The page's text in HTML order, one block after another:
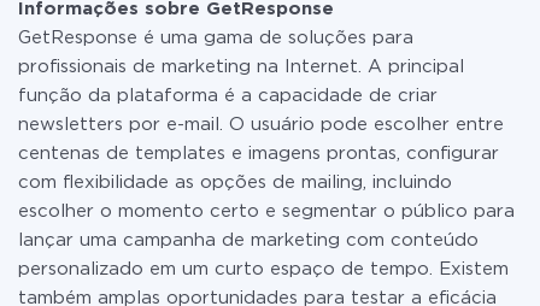
Informações sobre GetResponse
GetResponse é uma gama de soluções para
profissionais de marketing na Internet. A principal
função da plataforma é a capacidade de criar
newsletters por e-mail. O usuário pode escolher entre
centenas de templates e imagens prontas, configurar
com flexibilidade as opções de mailing, incluindo
escolher o momento certo e segmentar o público para
lançar uma campanha de marketing com conteúdo
personalizado em um curto espaço de tempo. Existem
também amplas oportunidades para testar a eficácia